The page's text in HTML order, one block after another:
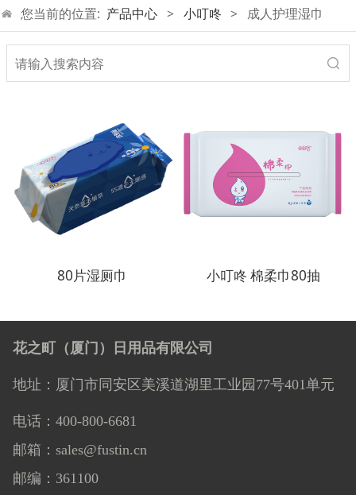
您当前的位置: 产品中心 > 小叮咚 > 成人护理湿巾
80片湿厕巾 小叮咚 棉柔巾80抽
花之町（厦门）日用品有限公司
地址：厦门市同安区美溪道湖里工业园77号401单元
电话：400-800-6681
邮箱：sales@fustin.cn
邮编：361100